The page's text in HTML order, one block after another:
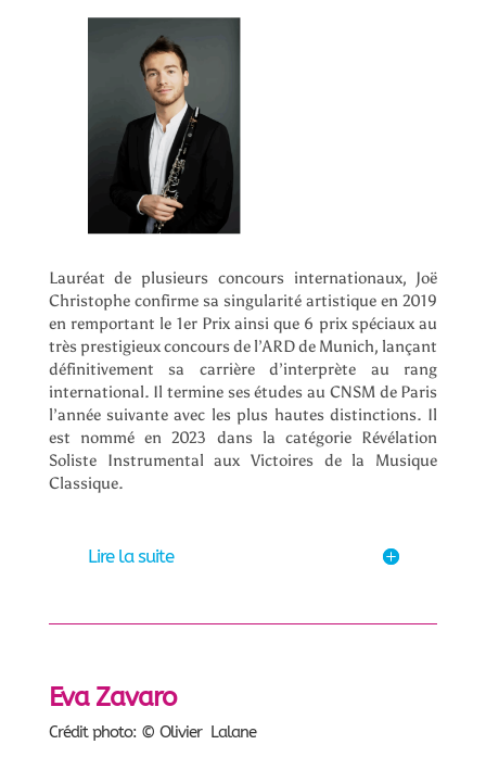
Lauréat de plusieurs concours internationaux, Joë
Christophe confirme sa singularité artistique en 2019
en remportant le 1er Prix ainsi que 6 prix spéciaux au
très prestigieux concours de l’ARD de Munich, lançant
définitivement sa carrière d’interprète au rang
international. Il termine ses études au CNSM de Paris
l’année suivante avec les plus hautes distinctions. Il
est nommé en 2023 dans la catégorie Révélation
Soliste Instrumental aux Victoires de la Musique
Classique.
Lire la suite
Eva Zavaro
Crédit photo: © Olivier Lalane